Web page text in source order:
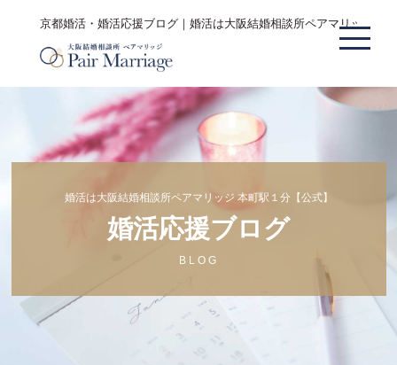
京都婚活・婚活応援ブログ｜婚活は大阪結婚相談所ペアマリッジ 本
婚活は大阪結婚相談所ペアマリッジ 本町駅１分【公式】
婚活応援ブログ
BLOG